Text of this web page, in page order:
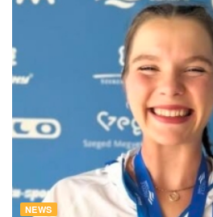
NEWS